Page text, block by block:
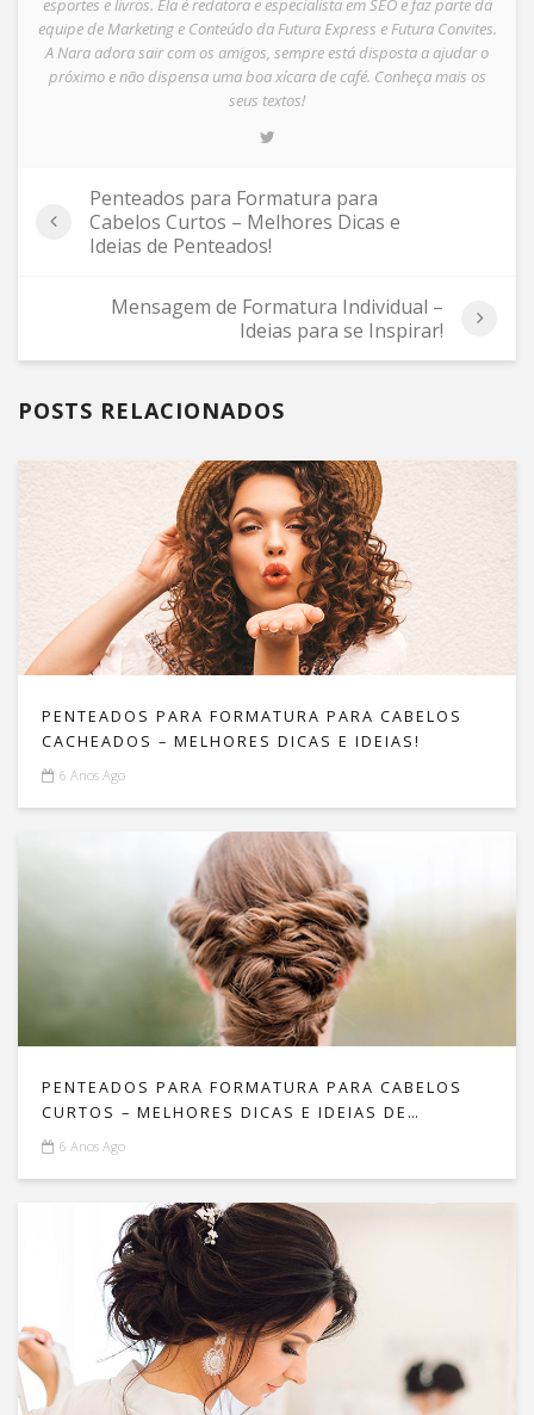
esportes e livros. Ela é redatora e especialista em SEO e faz parte da
equipe de Marketing e Conteúdo da Futura Express e Futura Convites.
A Nara adora sair com os amigos, sempre está disposta a ajudar o
próximo e não dispensa uma boa xícara de café. Conheça mais os
seus textos!
Penteados para Formatura para
Cabelos Curtos – Melhores Dicas e
Ideias de Penteados!
Mensagem de Formatura Individual –
Ideias para se Inspirar!
POSTS RELACIONADOS
PENTEADOS PARA FORMATURA PARA CABELOS
CACHEADOS – MELHORES DICAS E IDEIAS!
6 Anos Ago
PENTEADOS PARA FORMATURA PARA CABELOS
CURTOS – MELHORES DICAS E IDEIAS DE
PENTEADOS!
6 Anos Ago